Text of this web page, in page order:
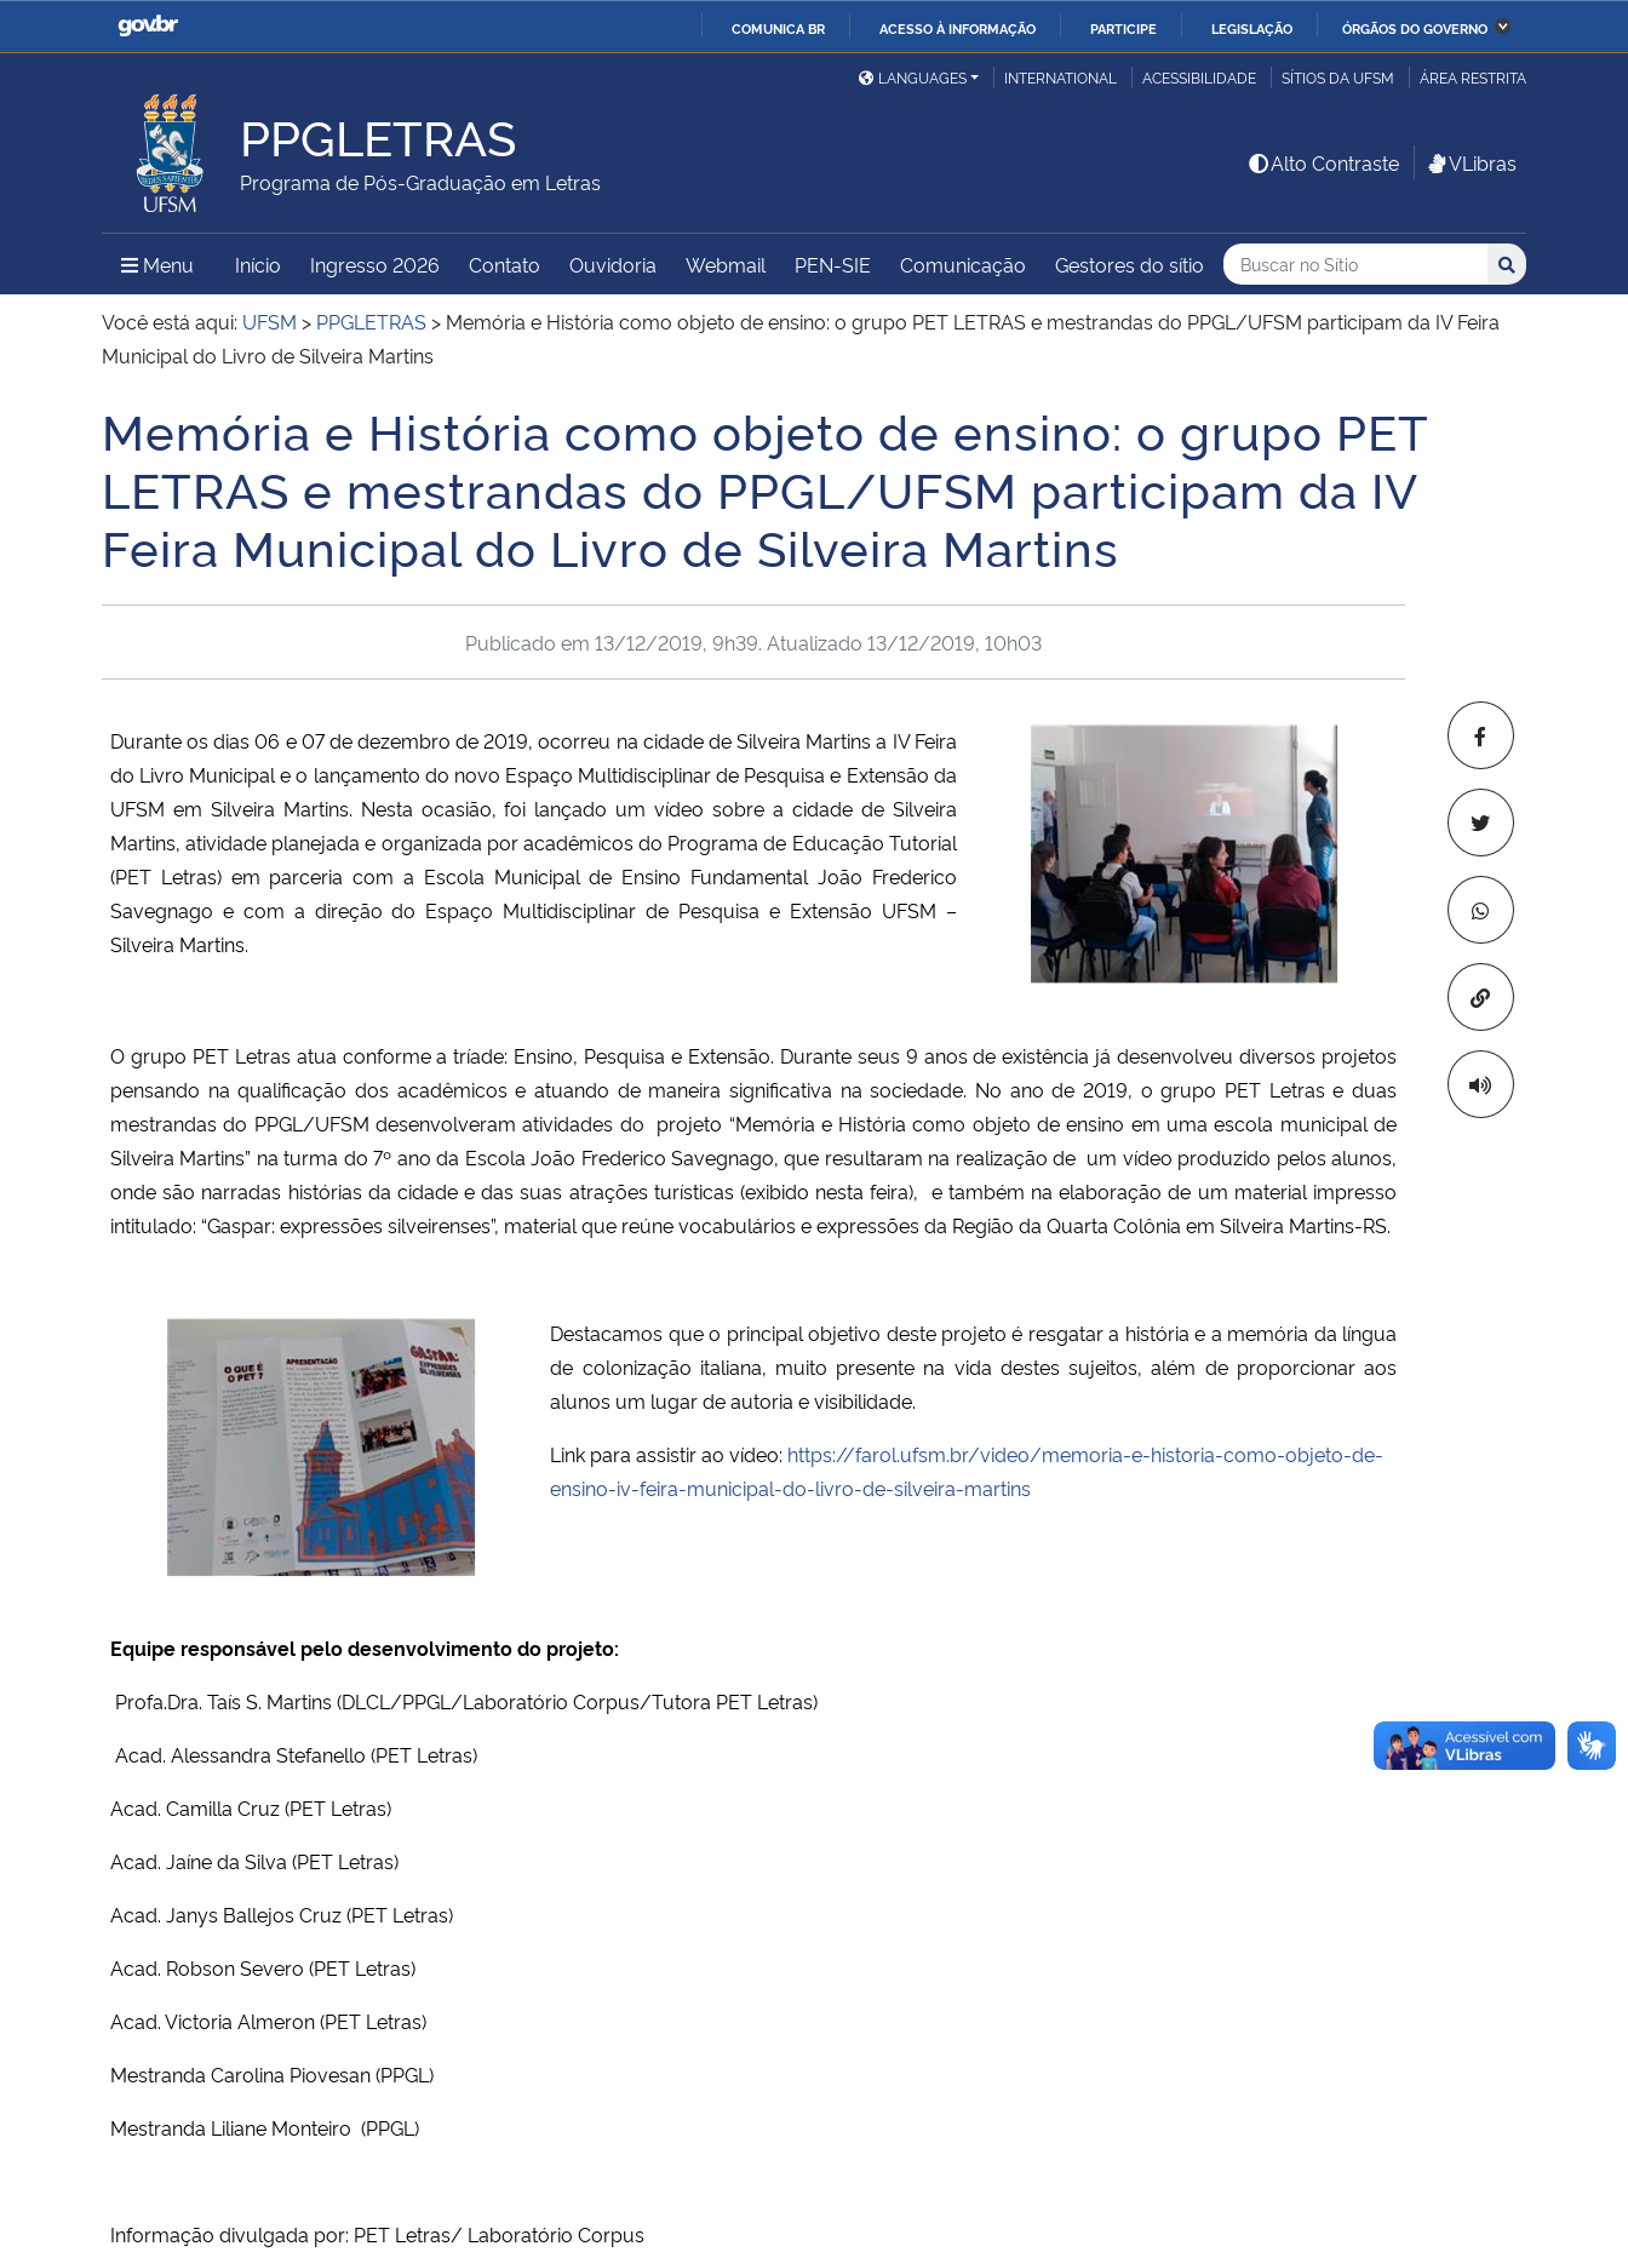
COMUNICA BR ACESSO À INFORMAÇÃO PARTICIPE LEGISLAÇÃO ÓRGÃOS DO GOVERNO
Casa Civil
Ministério da Justiça e
Ministério da Defesa
Ministério das Relações
Exteriores
Ministério da Economia Ministério da Infraestrutura
Ministério da Agricultura,
Pecuária e Abastecimento
Ministério da Educação
Ministério da Ciência,
Tecnologia, Inovações e
Ministério do Meio Ambiente Ministério do Turismo
Ministério do
Desenvolvimento Regional
Controladoria-Geral da
Ministério da Mulher, da
Família e dos Direitos
Secretaria de Governo
Gabinete de Segurança
Institucional
Advocacia-Geral da União Banco Central do Brasil
LANGUAGES INTERNATIONAL ACESSIBILIDADE SÍTIOS DA UFSM ÁREA RESTRITA
PPGLETRAS
Programa de Pós-Graduação em Letras
Alto Contraste VLibras
Menu Menu Principal do Sítio
Início Ingresso 2026 Contato Ouvidoria Webmail PEN-SIE Comunicação Gestores do sítio Busca
Buscar no no Sítio
Busca: Buscar
Você está aqui: UFSM > PPGLETRAS > Memória e História como objeto de ensino: o grupo PET LETRAS e mestrandas do PPGL/UFSM participam da IV Feira
Municipal do Livro de Silveira Martins
Início do conteúdo
Memória e História como objeto de ensino: o grupo PET
LETRAS e mestrandas do PPGL/UFSM participam da IV
Feira Municipal do Livro de Silveira Martins
Copiar para
Publicado em 13/12/2019, 9h39. Atualizado 13/12/2019, 10h03
Durante os dias 06 e 07 de dezembro de 2019, ocorreu na cidade de Silveira Martins a IV Feira
do Livro Municipal e o lançamento do novo Espaço Multidisciplinar de Pesquisa e Extensão da
UFSM em Silveira Martins. Nesta ocasião, foi lançado um vídeo sobre a cidade de Silveira
Martins, atividade planejada e organizada por acadêmicos do Programa de Educação Tutorial
(PET Letras) em parceria com a Escola Municipal de Ensino Fundamental João Frederico
Savegnago e com a direção do Espaço Multidisciplinar de Pesquisa e Extensão UFSM –
Silveira Martins.
O grupo PET Letras atua conforme a tríade: Ensino, Pesquisa e Extensão. Durante seus 9 anos de existência já desenvolveu diversos projetos
pensando na qualificação dos acadêmicos e atuando de maneira significativa na sociedade. No ano de 2019, o grupo PET Letras e duas
mestrandas do PPGL/UFSM desenvolveram atividades do projeto “Memória e História como objeto de ensino em uma escola municipal de
Silveira Martins” na turma do 7º ano da Escola João Frederico Savegnago, que resultaram na realização de um vídeo produzido pelos alunos,
onde são narradas histórias da cidade e das suas atrações turísticas (exibido nesta feira), e também na elaboração de um material impresso
intitulado: “Gaspar: expressões silveirenses”, material que reúne vocabulários e expressões da Região da Quarta Colônia em Silveira Martins-RS.
Destacamos que o principal objetivo deste projeto é resgatar a história e a memória da língua
de colonização italiana, muito presente na vida destes sujeitos, além de proporcionar aos
alunos um lugar de autoria e visibilidade.
Link para assistir ao vídeo: https://farol.ufsm.br/video/memoria-e-historia-como-objeto-de-
ensino-iv-feira-municipal-do-livro-de-silveira-martins
Equipe responsável pelo desenvolvimento do projeto:
Profa.Dra. Taís S. Martins (DLCL/PPGL/Laboratório Corpus/Tutora PET Letras)
Acad. Alessandra Stefanello (PET Letras)
Acad. Camilla Cruz (PET Letras)
Acad. Jaíne da Silva (PET Letras)
Acad. Janys Ballejos Cruz (PET Letras)
Acad. Robson Severo (PET Letras)
Acad. Victoria Almeron (PET Letras)
Mestranda Carolina Piovesan (PPGL)
Mestranda Liliane Monteiro (PPGL)
Informação divulgada por: PET Letras/ Laboratório Corpus